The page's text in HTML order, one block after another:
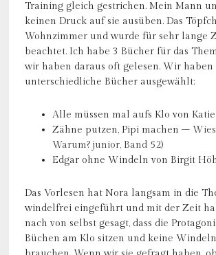
Training gleich gestrichen. Mein Mann
keinen Druck auf sie ausüben. Das
Wohnzimmer und wurde für sehr lange
beachtet. Ich habe 3 Bücher für das
wir haben daraus oft gelesen. Wir haben
unterschiedliche Bücher ausgewählt:
Alle müssen mal aufs Klo von Katie
Zähne putzen, Pipi machen –
Warum? junior, Band 52)
Edgar ohne Windeln von Birgit
Das Vorlesen hat Nora langsam in die
windelfrei eingeführt und mit der Zeit
nach von selbst gesagt, dass die
Büchen am Klo sitzen und keine